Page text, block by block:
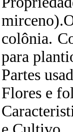
colônia.
para
Partes
Flores e